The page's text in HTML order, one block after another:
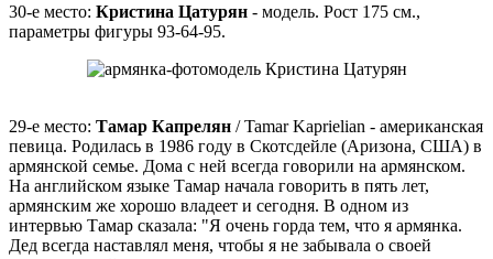
30-е место: Кристина Цатурян - модель. Рост 175 см.,
параметры фигуры 93-64-95.
29-е место: Тамар Капрелян / Tamar Kaprielian - американская
певица. Родилась в 1986 году в Скотсдейле (Аризона, США) в
армянской семье. Дома с ней всегда говорили на армянском.
На английском языке Тамар начала говорить в пять лет,
армянским же хорошо владеет и сегодня. В одном из
интервью Тамар сказала: "Я очень горда тем, что я армянка.
Дед всегда наставлял меня, чтобы я не забывала о своей